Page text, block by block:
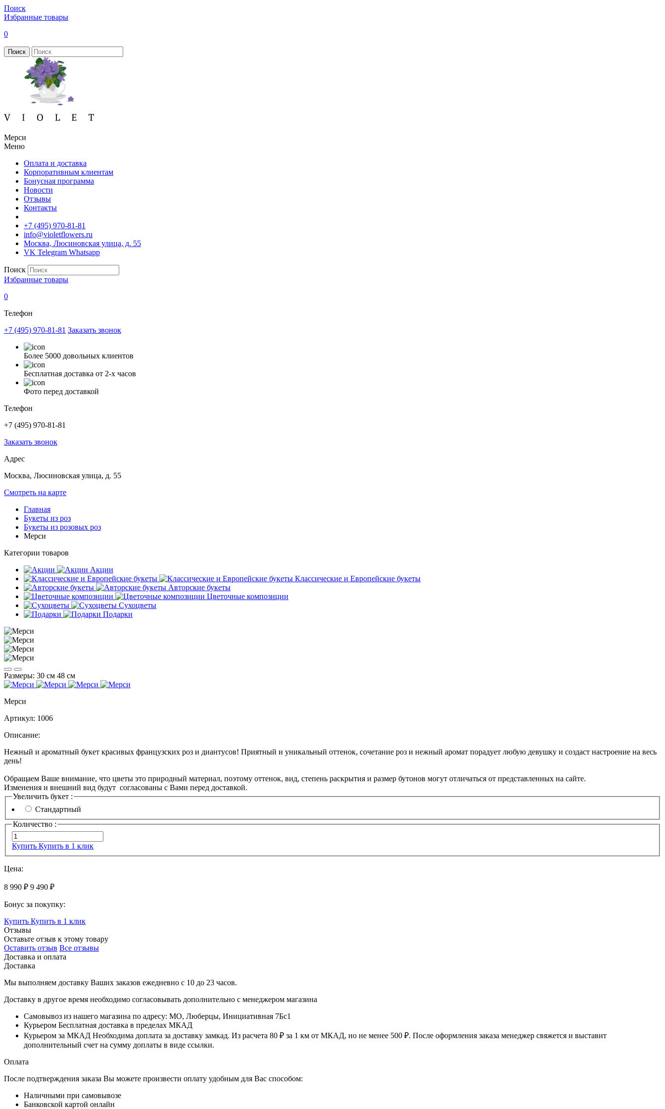
Поиск
Избранные товары
0
Поиск
Мерси
Меню
Оплата и доставка
Корпоративным клиентам
Бонусная программа
Новости
Отзывы
Контакты
+7 (495) 970-81-81
info@violetflowers.ru
Москва, Люсиновская улица, д. 55
VK Telegram Whatsapp
Поиск
Избранные товары
0
Телефон
+7 (495) 970-81-81 Заказать звонок
Более 5000 довольных клиентов
Бесплатная доставка от 2-х часов
Фото перед доставкой
Телефон
+7 (495) 970-81-81
Заказать звонок
Адрес
Москва, Люсиновская улица, д. 55
Смотреть на карте
Главная
Букеты из роз
Букеты из розовых роз
Мерси
Категории товаров
Акции
Классические и Европейские букеты
Авторские букеты
Цветочные композиции
Сухоцветы
Подарки
Размеры: 30 см 48 см
Мерси
Артикул: 1006
Описание:
Нежный и ароматный букет красивых французских роз и диантусов! Приятный и уникальный оттенок, сочетание роз и нежный аромат порадует любую девушку и создаст настроение на весь
день!
Обращаем Ваше внимание, что цветы это природный материал, поэтому оттенок, вид, степень раскрытия и размер бутонов могут отличаться от представленных на сайте.
Изменения и внешний вид будут согласованы с Вами перед доставкой.
Увеличить букет :
Стандартный
Количество :
Купить Купить в 1 клик
Цена:
8 990 ₽ 9 490 ₽
Бонус за покупку:
Купить Купить в 1 клик
Отзывы
Оставьте отзыв к этому товару
Оставить отзыв Все отзывы
Доставка и оплата
Доставка
Мы выполняем доставку Ваших заказов ежедневно с 10 до 23 часов.
Доставку в другое время необходимо согласовывать дополнительно с менеджером магазина
Самовывоз из нашего магазина по адресу: МО, Люберцы, Инициативная 7Бс1
Курьером Бесплатная доставка в пределах МКАД
Курьером за МКАД Необходима доплата за доставку замкад. Из расчета 80 ₽ за 1 км от МКАД, но не менее 500 ₽. После оформления заказа менеджер свяжется и выставит
дополнительный счет на сумму доплаты в виде ссылки.
Оплата
После подтверждения заказа Вы можете произвести оплату удобным для Вас способом:
Наличными при самовывозе
Банковской картой онлайн